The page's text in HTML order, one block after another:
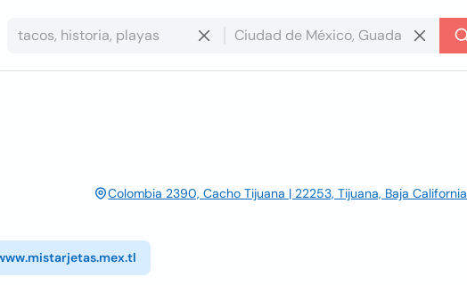
Colombia 2390, Cacho Tijuana | 22253, Tijuana, Baja California